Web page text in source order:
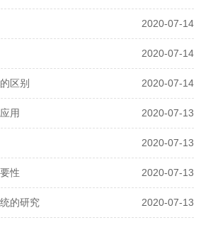
2020-07-14
2020-07-14
区别 2020-07-14
用 2020-07-13
2020-07-13
性 2020-07-13
的研究 2020-07-13